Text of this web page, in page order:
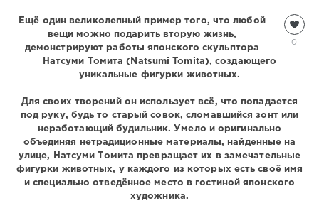
Всякая
всячина
Natalja
3
0
Ещё один великолепный пример того, что любой
вещи можно подарить вторую жизнь,
демонстрируют работы японского скульптора
Натсуми Томита (Natsumi Tomita), создающего
уникальные фигурки животных.
Для своих творений он использует всё, что попадается
под руку, будь то старый совок, сломавшийся зонт или
неработающий будильник. Умело и оригинально
объединяя нетрадиционные материалы, найденные на
улице, Натсуми Томита превращает их в замечательные
фигурки животных, у каждого из которых есть своё имя
и специально отведённое место в гостиной японского
художника.